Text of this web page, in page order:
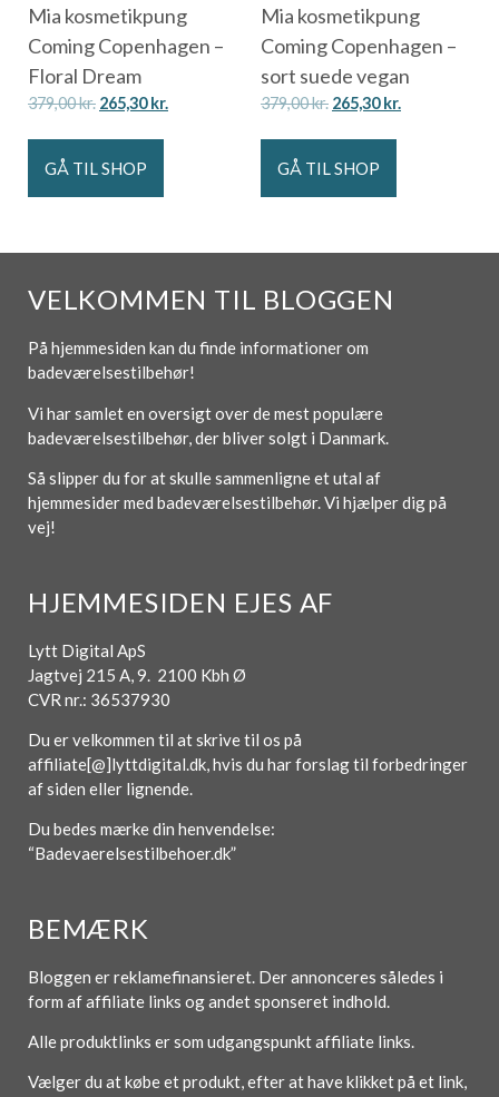
Mia kosmetikpung
Coming Copenhagen –
Floral Dream
379,00kr. 265,30kr.
GÅ TIL SHOP
Mia kosmetikpung
Coming Copenhagen –
sort suede vegan
379,00kr. 265,30kr.
GÅ TIL SHOP
VELKOMMEN TIL BLOGGEN
På hjemmesiden kan du finde informationer om
badeværelsestilbehør!
Vi har samlet en oversigt over de mest populære
badeværelsestilbehør, der bliver solgt i Danmark.
Så slipper du for at skulle sammenligne et utal af
hjemmesider med badeværelsestilbehør. Vi hjælper dig på
vej!
HJEMMESIDEN EJES AF
Lytt Digital ApS
Jagtvej 215 A, 9. 2100 Kbh Ø
CVR nr.: 36537930
Du er velkommen til at skrive til os på
affiliate[@]lyttdigital.dk, hvis du har forslag til forbedringer
af siden eller lignende.
Du bedes mærke din henvendelse:
“Badevaerelsestilbehoer.dk”
BEMÆRK
Bloggen er reklamefinansieret. Der annonceres således i
form af affiliate links og andet sponseret indhold.
Alle produktlinks er som udgangspunkt affiliate links.
Vælger du at købe et produkt, efter at have klikket på et link,